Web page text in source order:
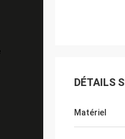
DÉTAILS
Matériel